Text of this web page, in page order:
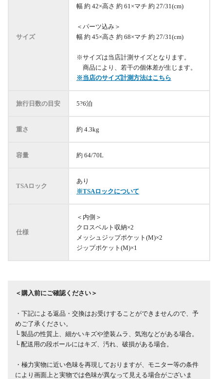
サイズ
幅 約 42×高さ 約 61×マチ 約 27/31(cm)
＜パーツ込み＞
幅 約 45×高さ 約 68×マチ 約 27/31(cm)
※サイズは当店計測サイズとなります。
商品により、若干の個体差が生じます。
※当店のサイズ計測方法はこちら
旅行日数の目安 5?6泊
重さ 約 4.3kg
容量 約 64/70L
TSAロック
あり
※TSAロックについて
仕様
＜内側＞
クロスベルト収納×2
メッシュジップポケット(M)×2
ジップポケット(M)×1
＜購入前にご確認ください＞
・下記による返品・交換はお受けすることができませんので、予
めご了承ください。
└ 製品の性質上、細かいキズや塗装ムラ、気泡などがある場合。
└ 配送用の段ボールにはキズ、汚れ、破損がある場合。
・極力実物に近い色味を再現しておりますが、モニター等の条件
により画面上と実物では色味が異なって見える場合がございま